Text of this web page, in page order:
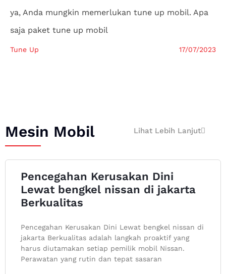
ya, Anda mungkin memerlukan tune up mobil. Apa
saja paket tune up mobil
Tune Up 17/07/2023
Mesin Mobil Lihat Lebih Lanjut
Pencegahan Kerusakan Dini
Lewat bengkel nissan di jakarta
Berkualitas
Pencegahan Kerusakan Dini Lewat bengkel nissan di
jakarta Berkualitas adalah langkah proaktif yang
harus diutamakan setiap pemilik mobil Nissan.
Perawatan yang rutin dan tepat sasaran